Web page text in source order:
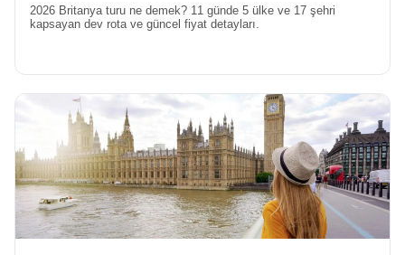
çeşitliliğini anlamanız için harika bir fırsattır. Ayrıca, Roma
döneminden kalan hamamlarıyla ünlü Bath şehri veya
İrlanda Dahil Birleşik Krallık ve İngiltere Turları
Sadece görmek değil, anlamak ve yaşamak isteyenler için
İngiltere Kültür Turları
büyük önem taşır. İngiliz kültürü, nezaket
kuralları, çay saatleri, pub kültürü, kraliyet gelenekleri ve edebiyat
mirasıyla örülüdür. Tur boyunca rehberleriniz, size İngiliz yaşam
tarzının inceliklerini anlatır. Neden soldan trafik aktığını, telefon
kulübelerinin neden kırmızı olduğunu veya İngiliz kahvaltısının
olmazsa olmazlarını öğrenirsiniz. Müzeler, katedraller ve
üniversiteler, bu kültürel birikimin somut kanıtlarıdır. Bizimle
2026 Britanya turu ne demek? 11 günde 5 ülke ve 17 şehri
kapsayan dev rota ve güncel fiyat detayları.